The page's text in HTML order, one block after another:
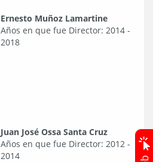
Ernesto Muñoz Lamartine
Años en que fue Director: 2014 -
2018
Juan José Ossa Santa Cruz
Años en que fue Director: 2012 -
2014